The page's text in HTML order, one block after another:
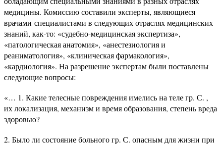
медицины. Комиссию составили эксперты, являющиеся
врачами-специалистами в следующих отраслях медицинских
знаний, как-то: «судебно-медицинская экспертиза»,
«патологическая анатомия», «анестезиология и
реаниматология», «клиническая фармакология»,
«кардиология». На разрешение экспертам были поставлены
следующие вопросы:
«… 1. Какие телесные повреждения имелись на теле гр. С. ,
их локализация, механизм и время образования, степень вреда
здоровью?
2. Было ли состояние больного гр. С. опасным для жизни при